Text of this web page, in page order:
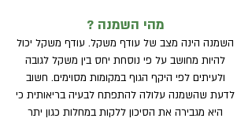
מהי השמנה ?
השמנה הינה מצב של עודף משקל. עודף משקל יכול
להיות מחושב על פי נוסחת יחס בין משקל לגובה
ולעיתים לפי היקף הגוף במקומות מסוימים. חשוב
לדעת שהשמנה עלולה להתפתח לבעיה בריאותית כי
היא מגבירה את הסיכון ללקות במחלות כגון יתר